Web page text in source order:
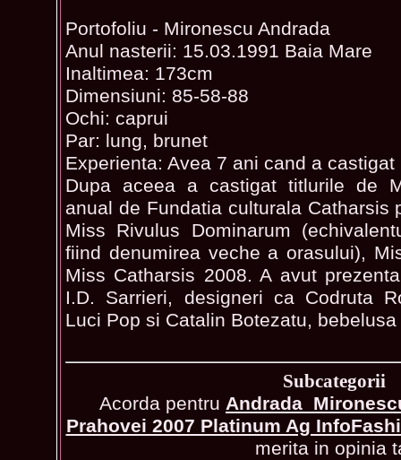
Portofoliu - Mironescu Andrada
Anul nasterii: 15.03.1991 Baia Mare
Inaltimea: 173cm
Dimensiuni: 85-58-88
Ochi: caprui
Par: lung, brunet
Experienta: Avea 7 ani cand a
Dupa aceea a castigat titlurile de
anual de Fundatia culturala Catharsis
Miss Rivulus Dominarum
fiind denumirea veche a orasului),
Miss Catharsis 2008. A avut
I.D. Sarrieri, designeri ca Codruta
Luci Pop si Catalin Botezatu,
Subcategorii
Acorda pentru
Prahovei 2007 Platinum Ag
merita in opinia